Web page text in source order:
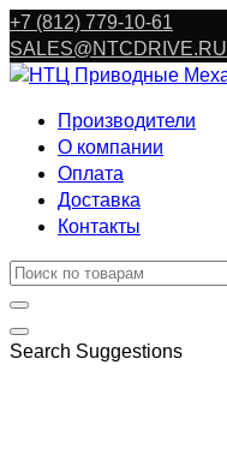
Перейти
к
содержанию
+7 (812) 779-10-61
SALES@NTCDRIVE.RU
Производители
О компании
Оплата
Доставка
Контакты
Search Suggestions